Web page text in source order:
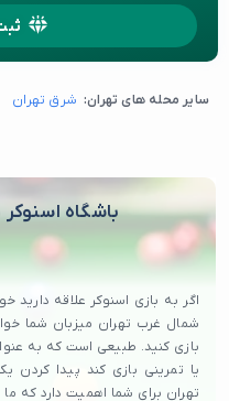
سایر محله های تهران: شرق تهران
باشگاه
اگر به بازی اسنوکر علاقه
شمال غرب تهران میزبان شما
بازی کنید. طبیعی است که به
یا تمرینی بازی کند پیدا کردن
تهران برای شما اهمیت دارد که